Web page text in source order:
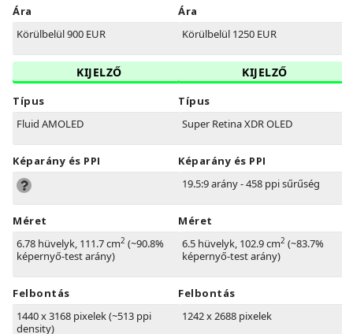
Ára
Körülbelül 900 EUR
KIJELZŐ
Típus
Fluid AMOLED
Képarány és PPI
Méret
6.78 hüvelyk, 111.7 cm2 (~90.8%
képernyő-test arány)
Felbontás
1440 x 3168 pixelek (~513 ppi
density)
Ára
Körülbelül 1250 EUR
KIJELZŐ
Típus
Super Retina XDR OLED
Képarány és PPI
19.5:9 arány - 458 ppi sűrűség
Méret
6.5 hüvelyk, 102.9 cm2 (~83.7%
képernyő-test arány)
Felbontás
1242 x 2688 pixelek